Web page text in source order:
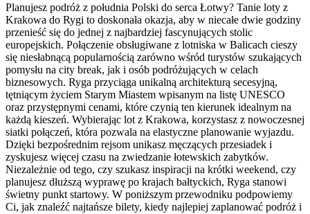
Planujesz podróż z południa Polski do serca Łotwy? Tanie loty z
Krakowa do Rygi to doskonała okazja, aby w niecałe dwie godziny
przenieść się do jednej z najbardziej fascynujących stolic
europejskich. Połączenie obsługiwane z lotniska w Balicach cieszy
się niesłabnącą popularnością zarówno wśród turystów szukających
pomysłu na city break, jak i osób podróżujących w celach
biznesowych. Ryga przyciąga unikalną architekturą secesyjną,
tętniącym życiem Starym Miastem wpisanym na listę UNESCO
oraz przystępnymi cenami, które czynią ten kierunek idealnym na
każdą kieszeń. Wybierając lot z Krakowa, korzystasz z nowoczesnej
siatki połączeń, która pozwala na elastyczne planowanie wyjazdu.
Dzięki bezpośrednim rejsom unikasz męczących przesiadek i
zyskujesz więcej czasu na zwiedzanie łotewskich zabytków.
Niezależnie od tego, czy szukasz inspiracji na krótki weekend, czy
planujesz dłuższą wyprawę po krajach bałtyckich, Ryga stanowi
świetny punkt startowy. W poniższym przewodniku podpowiemy
Ci, jak znaleźć najtańsze bilety, kiedy najlepiej zaplanować podróż i